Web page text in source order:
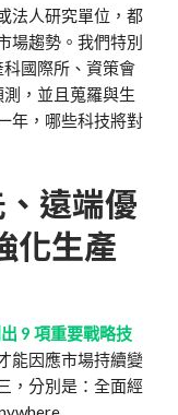
法人研究單位，都
場趨勢。我們特別
國際所、資策會
，並且蒐羅與生
年，哪些科技將對
、遠端優
化生產
9 項重要戰略技
能因應市場持續變
，分別是：全面經